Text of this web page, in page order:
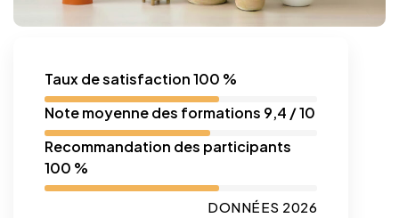
Taux de satisfaction 100 %
Note moyenne des formations 9,4 / 10
Recommandation des participants
100 %
DONNÉES 2026